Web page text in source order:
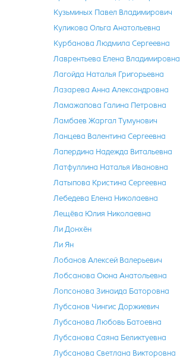
Кузьминых Павел Владимирович
Куликова Ольга Анатольевна
Курбанова Людмила Сергеевна
Лаврентьева Елена Владимировна
Лагойда Наталья Григорьевна
Лазарева Анна Александровна
Ламажапова Галина Петровна
Ламбаев Жаргал Тумунович
Ланцева Валентина Сергеевна
Лапердина Надежда Витальевна
Латфуллина Наталья Ивановна
Латыпова Кристина Сергеевна
Лебедева Елена Николаевна
Лещёва Юлия Николаевна
Ли Донхён
Ли Ян
Лобанов Алексей Валерьевич
Лобсанова Оюна Анатольевна
Лопсонова Зинаида Баторовна
Лубсанов Чингис Доржиевич
Лубсанова Любовь Батоевна
Лубсанова Саяна Беликтуевна
Лубсанова Светлана Викторовна